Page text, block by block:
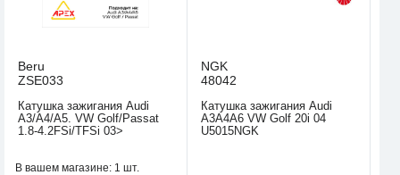
Beru
ZSE033
Катушка зажигания Audi
A3/A4/A5. VW Golf/Passat
1.8-4.2FSi/TFSi 03>
В вашем магазине: 1 шт.
NGK
48042
Катушка зажигания Audi
A3A4A6 VW Golf 20i 04
U5015NGK